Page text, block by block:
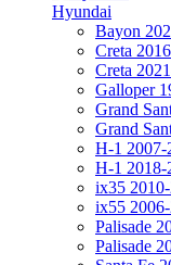
Hyundai
Bayon
Creta
Creta
Galloper
Grand
Grand
H-1 2007-
H-1 2018-
ix35
ix55
Palisade
Palisade